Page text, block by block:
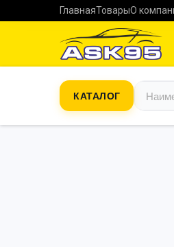
ГлавнаяТоварыО
КАТАЛОГ